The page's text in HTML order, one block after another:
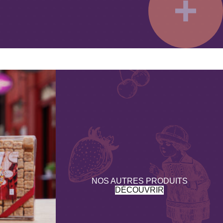
citron, cassis), colorant naturels (curcumine, extrait de
NOS AUTRES PRODUITS
DÉCOUVRIR